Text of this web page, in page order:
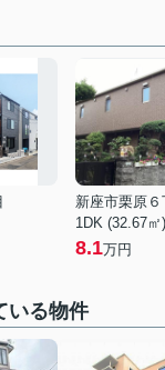
新座市栗原６
1DK (32.67㎡)
8.1万円
いる物件